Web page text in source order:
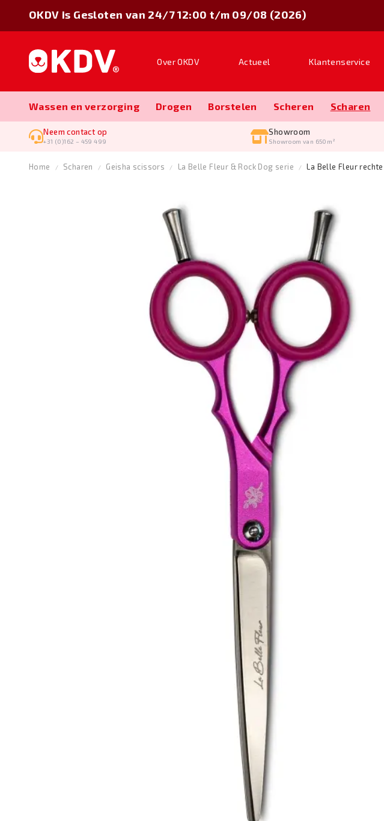
Over OKDV Actueel Klantenservice
Wassen en verzorging Drogen Borstelen Scheren Scharen
Neem contact op
+31 (0)162 – 459 499
Showroom
Showroom van 650m²
OKDV is Gesloten van 24/7 12:00 t/m 09/08 (2026)
Home Scharen Geisha scissors La Belle Fleur & Rock Dog serie La Belle Fleur